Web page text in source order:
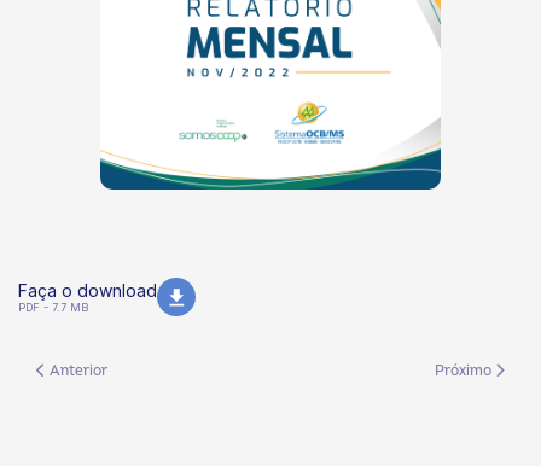
Faça o download
PDF - 7.7 MB
Artigo anterior: Relatório Mensal - Dez/Jan
Anterior Próximo
Próximo